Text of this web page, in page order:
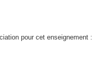
pour cet enseignement :